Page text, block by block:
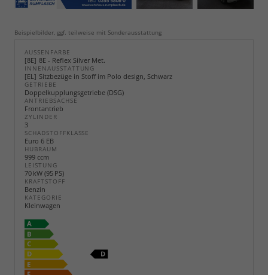
Beispielbilder, ggf. teilweise mit Sonderausstattung
AUSSENFARBE
8E 8E - Reflex Silver Met.
INNENAUSSTATTUNG
EL Sitzbezüge in Stoff im Polo design, Schwarz
GETRIEBE
Doppelkupplungsgetriebe (DSG)
ANTRIEBSACHSE
Frontantrieb
ZYLINDER
3
SCHADSTOFFKLASSE
Euro 6 EB
HUBRAUM
999 ccm
LEISTUNG
70 kW (95 PS)
KRAFTSTOFF
Benzin
KATEGORIE
Kleinwagen